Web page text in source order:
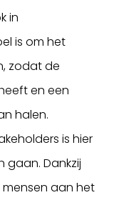
in
is om het
zodat de
en een
halen.
is hier
Dankzij
aan het